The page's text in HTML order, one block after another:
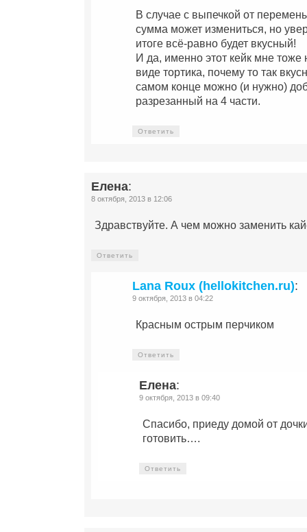
В случае с выпечкой от
сумма может измениться, но
итоге всё-равно будет вкусный!
И да, именно этот кейк мне тоже
виде тортика, почему то так
самом конце можно (и нужно)
разрезанный на 4 части.
Ответить
Елена:
8 октября, 2013 в 12:06
Здравствуйте. А чем можно заменить
Ответить
Lana Roux (hellokitchen.ru):
9 октября, 2013 в 04:22
Красным острым перчиком
Ответить
Елена:
9 октября, 2013 в 09:40
Спасибо, приеду домой от
готовить….
Ответить